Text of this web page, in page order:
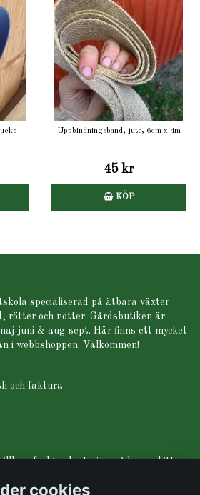
Uppbindningsband, jute, 6cm x 4m
45 kr
KÖP
specialiserad på ätbara växter
rötter och nötter. Gårdsbutiken är
juni & aug-sept. Här finns ett mycket
i webbshoppen. Välkommen!
och faktura
frakt, planteringsråd m.m. hittar
högst upp.
cookies